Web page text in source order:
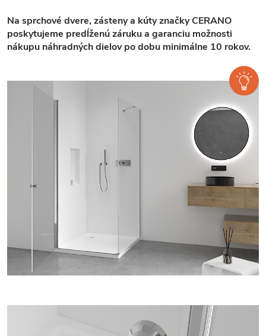
Na sprchové dvere, zásteny a kúty značky CERANO
poskytujeme predĺženú záruku a garanciu možnosti
nákupu náhradných dielov po dobu minimálne 10 rokov.